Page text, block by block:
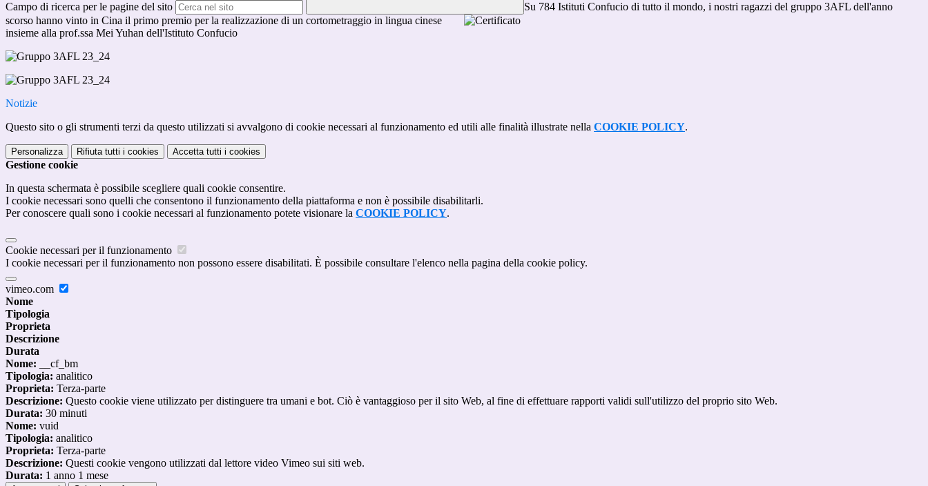
Campo di ricerca per le pagine del sito
Su 784 Istituti Confucio di tutto il mondo, i nostri ragazzi del gruppo 3AFL dell'anno
scorso hanno vinto in Cina il primo premio per la realizzazione di un cortometraggio in lingua cinese
insieme alla prof.ssa Mei Yuhan dell'Istituto Confucio
Notizie
Questo sito o gli strumenti terzi da questo utilizzati si avvalgono di cookie necessari al funzionamento ed utili alle finalità illustrate nella COOKIE POLICY.
Personalizza Rifiuta tutti i cookies Accetta tutti i cookies
Gestione cookie
In questa schermata è possibile scegliere quali cookie consentire.
I cookie necessari sono quelli che consentono il funzionamento della piattaforma e non è possibile disabilitarli.
Per conoscere quali sono i cookie necessari al funzionamento potete visionare la COOKIE POLICY.
Cookie necessari per il funzionamento
I cookie necessari per il funzionamento non possono essere disabilitati. È possibile consultare l'elenco nella pagina della cookie policy.
vimeo.com
Nome
Tipologia
Proprieta
Descrizione
Durata
Nome: __cf_bm
Tipologia: analitico
Proprieta: Terza-parte
Descrizione: Questo cookie viene utilizzato per distinguere tra umani e bot. Ciò è vantaggioso per il sito Web, al fine di effettuare rapporti validi sull'utilizzo del proprio sito Web.
Durata: 30 minuti
Nome: vuid
Tipologia: analitico
Proprieta: Terza-parte
Descrizione: Questi cookie vengono utilizzati dal lettore video Vimeo sui siti web.
Durata: 1 anno 1 mese